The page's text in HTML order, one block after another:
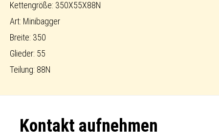
Kettengröße: 350X55X88N
Art: Minibagger
Breite: 350
Glieder: 55
Teilung: 88N
Footer
Kontakt aufnehmen